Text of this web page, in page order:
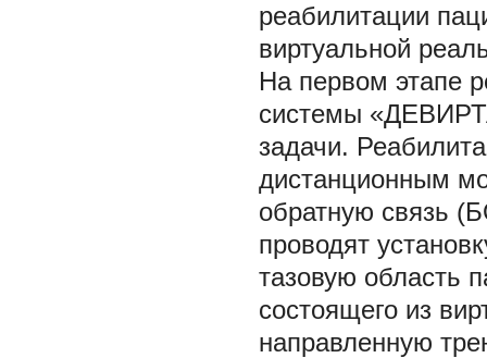
реабилитации
виртуальной
На первом этапе
системы
задачи.
дистанционным
обратную связь
проводят
тазовую область
состоящего из
направленную